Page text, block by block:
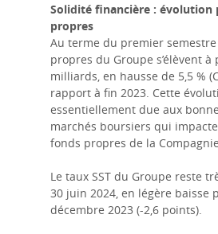
Solidité financière : évolution
propres
Au terme du premier semestre
propres du Groupe s’élèvent à
milliards, en hausse de 5,5 %
rapport à fin 2023. Cette
essentiellement due aux
marchés boursiers qui
fonds propres de la
Le taux SST du Groupe reste
30 juin 2024, en légère baisse
décembre 2023 (-2,6 points).